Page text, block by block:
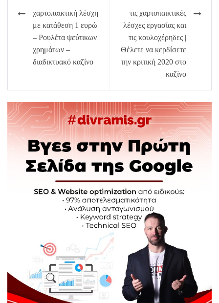
Πλοήγηση
άρθρων
χαρτοπαικτική λέσχη
με κατάθεση 1 ευρώ
– Ρουλέτα ψεύτικων
χρημάτων –
διαδικτυακό καζίνο
τις χαρτοπαικτικές
λέσχες εργασίας και
τις κουλοχέρηδες |
Θέλετε να κερδίσετε
την κριτική 2020 στο
καζίνο